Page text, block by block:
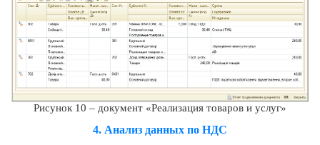
Рисунок 10 – документ «Реализация товаров и услуг»
4. Анализ данных по НДС